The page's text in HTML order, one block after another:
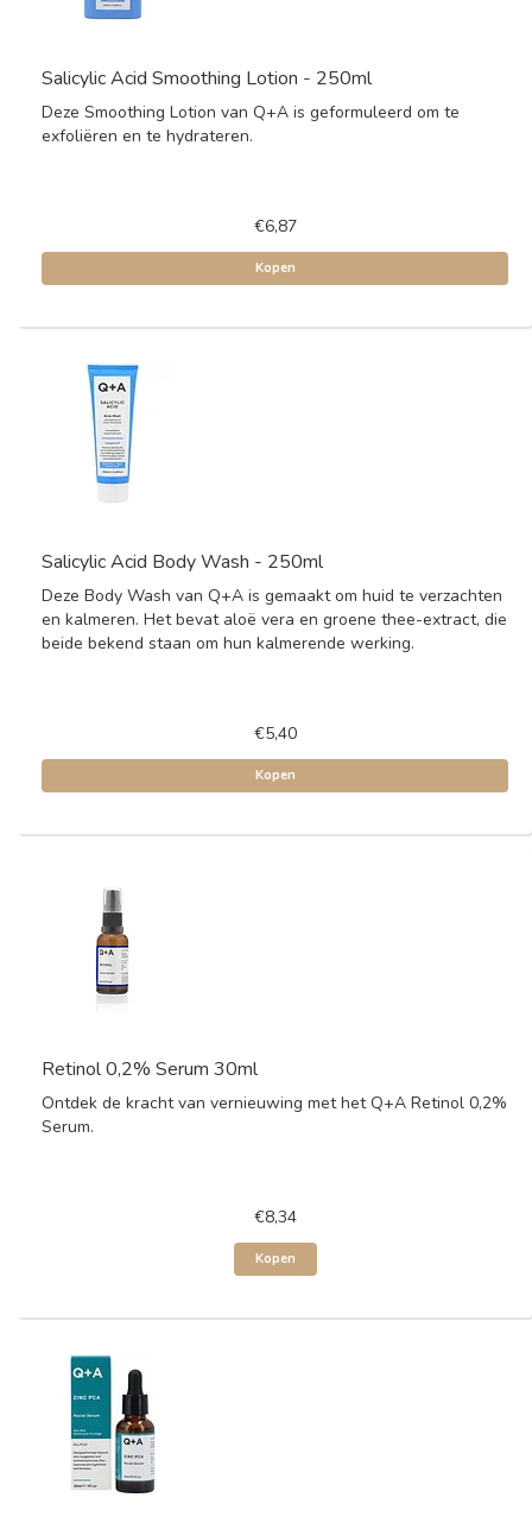
Salicylic Acid Smoothing Lotion - 250ml
Deze Smoothing Lotion van Q+A is geformuleerd om te
exfoliëren en te hydrateren.
€6,87
Kopen
Salicylic Acid Body Wash - 250ml
Deze Body Wash van Q+A is gemaakt om huid te verzachten
en kalmeren. Het bevat aloë vera en groene thee-extract, die
beide bekend staan om hun kalmerende werking.
€5,40
Kopen
Retinol 0,2% Serum 30ml
Ontdek de kracht van vernieuwing met het Q+A Retinol 0,2%
Serum.
€8,34
Kopen